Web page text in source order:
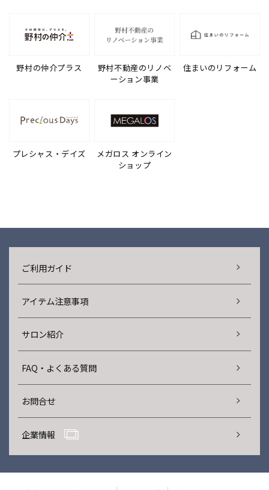
野村の仲介プラス
野村不動産のリノベ
ーション事業
住まいのリフォーム
プレシャス・デイズ
メガロス オンライン
ショップ
ご利用ガイド
アイテム注意事項
サロン紹介
FAQ・よくある質問
お問合せ
企業情報